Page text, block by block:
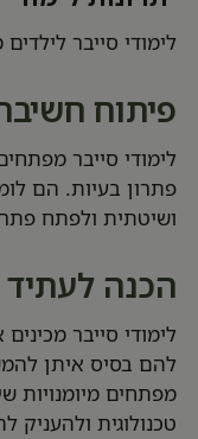
לימודי סייבר
פיתוח
לימודי סייבר
פתרון בעיות. הם
ושיטתית ולפתח
הכנה לעתיד
לימודי סייבר
להם בסיס איתן
מפתחים מיומנויות
טכנולוגית